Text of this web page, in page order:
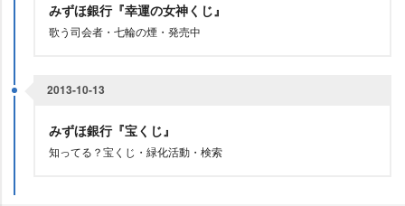
みずほ銀行『幸運の女神くじ』
歌う司会者・七輪の煙・発売中
2013-10-13
みずほ銀行『宝くじ』
知ってる？宝くじ・緑化活動・検索